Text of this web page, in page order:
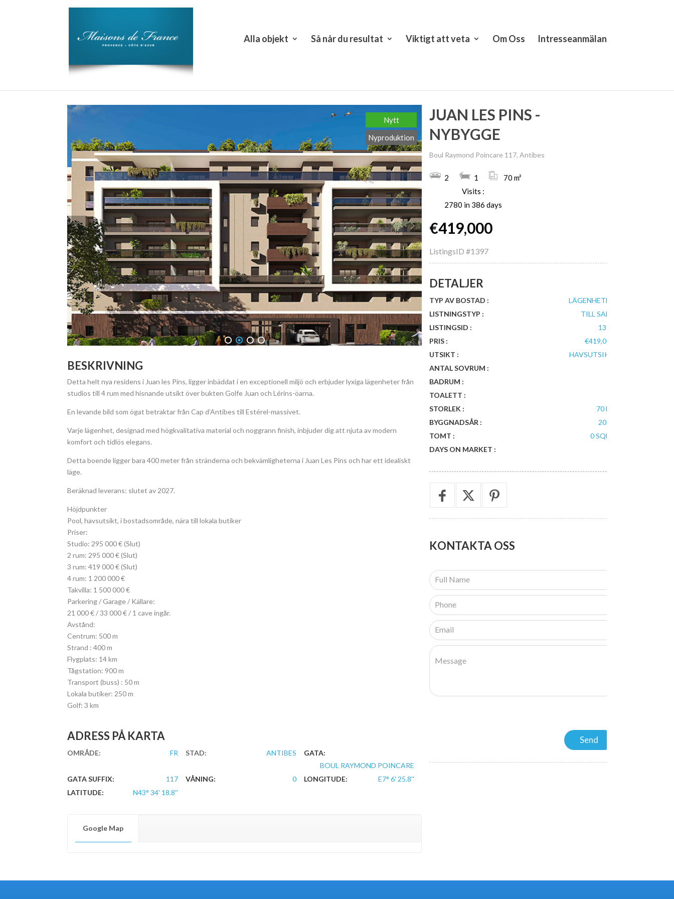
Alla objekt Så når du resultat Viktigt att veta Om Oss Intresseanmälan
1 2 3 4
Nytt
Nyproduktion
BESKRIVNING
Detta helt nya residens i Juan les Pins, ligger inbäddat i en exceptionell miljö och erbjuder lyxiga lägenheter från
studios till 4 rum med hisnande utsikt över bukten Golfe Juan och Lérins-öarna.
En levande bild som ögat betraktar från Cap d’Antibes till Estérel-massivet.
Varje lägenhet, designad med högkvalitativa material och noggrann finish, inbjuder dig att njuta av modern
komfort och tidlös elegans.
Detta boende ligger bara 400 meter från stränderna och bekvämligheterna i Juan Les Pins och har ett idealiskt
läge.
Beräknad leverans: slutet av 2027.
Höjdpunkter
Pool, havsutsikt, i bostadsområde, nära till lokala butiker
Priser:
Studio: 295 000 € (Slut)
2 rum: 295 000 € (Slut)
3 rum: 419 000 € (Slut)
4 rum: 1 200 000 €
Takvilla: 1 500 000 €
Parkering / Garage / Källare:
21 000 € / 33 000 € / 1 cave ingår.
Avstånd:
Centrum: 500 m
Strand : 400 m
Flygplats: 14 km
Tågstation: 900 m
Transport (buss) : 50 m
Lokala butiker: 250 m
Golf: 3 km
ADRESS PÅ KARTA
OMRÅDE: FR STAD: ANTIBES
GATA:
BOUL RAYMOND POINCARE
GATA SUFFIX:
117 VÅNING: 0 LONGITUDE:
E7° 6' 25.8''
LATITUDE:
N43° 34' 18.8''
Google Map
JUAN LES PINS -
NYBYGGE
Boul Raymond Poincare 117, Antibes
2 1
70 m²
Visits :
2780 in 386 days
€419,000
ListingsID#1397
DETALJER
TYP AV BOSTAD :
LÄGENHETER
LISTNINGSTYP :
TILL SALU
LISTINGSID :
1397
PRIS :
€419,000
UTSIKT :
HAVSUTSIKT
ANTAL SOVRUM :
BADRUM :
TOALETT :
STORLEK :
70 M²
BYGGNADSÅR :
2027
TOMT :
0 SQFT
DAYS ON MARKET :
KONTAKTA OSS